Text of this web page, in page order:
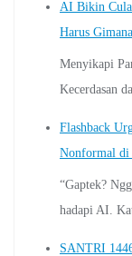
AI Bikin
Harus
Menyikapi
Kecerdasan
Flashback
Nonformal di
“Gaptek?
hadapi AI.
SANTRI